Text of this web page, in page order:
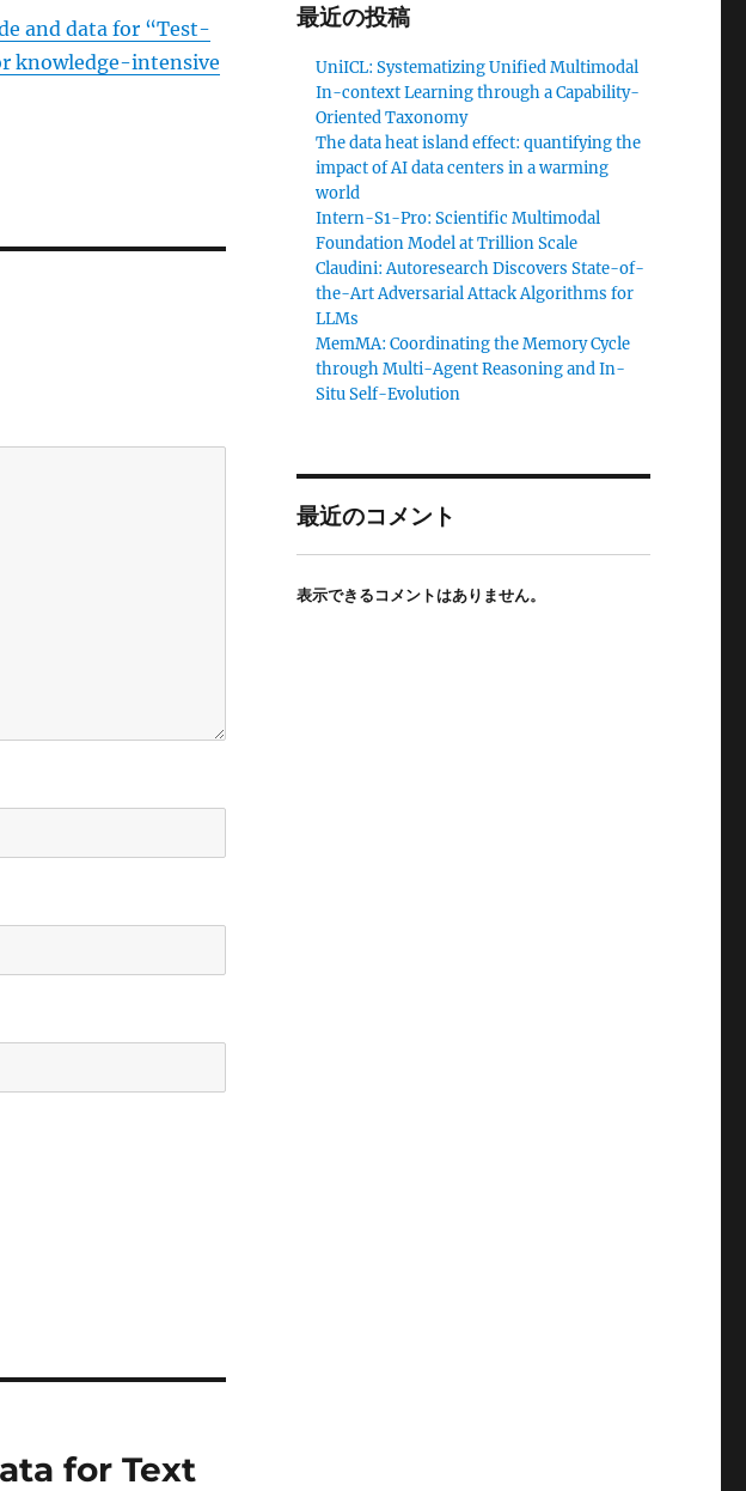
and data for “Test-
knowledge-intensive
for Text
最近の投稿
UniICL: Systematizing Unified Multimodal
In-context Learning through a Capability-
Oriented Taxonomy
The data heat island effect: quantifying the
impact of AI data centers in a warming
world
Intern-S1-Pro: Scientific Multimodal
Foundation Model at Trillion Scale
Claudini: Autoresearch Discovers State-of-
the-Art Adversarial Attack Algorithms for
LLMs
MemMA: Coordinating the Memory Cycle
through Multi-Agent Reasoning and In-
Situ Self-Evolution
最近のコメント
表示できるコメントはありません。